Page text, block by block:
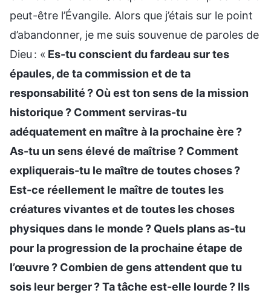
peut-être l’Évangile. Alors que j’étais sur le point
d’abandonner, je me suis souvenue de paroles de
Dieu : « Es-tu conscient du fardeau sur tes
épaules, de ta commission et de ta
responsabilité ? Où est ton sens de la mission
historique ? Comment serviras-tu
adéquatement en maître à la prochaine ère ?
As-tu un sens élevé de maîtrise ? Comment
expliquerais-tu le maître de toutes choses ?
Est-ce réellement le maître de toutes les
créatures vivantes et de toutes les choses
physiques dans le monde ? Quels plans as-tu
pour la progression de la prochaine étape de
l’œuvre ? Combien de gens attendent que tu
sois leur berger ? Ta tâche est-elle lourde ? Ils